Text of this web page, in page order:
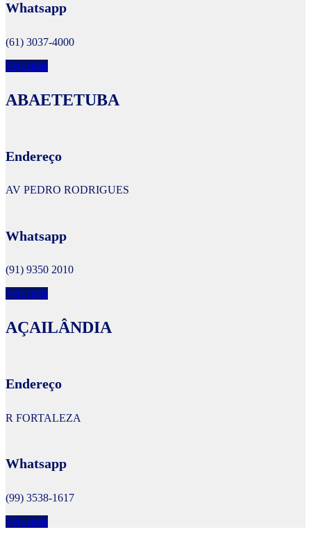
Whatsapp
(61) 3037-4000
Veja mais
ABAETETUBA
Endereço
AV PEDRO RODRIGUES
Whatsapp
(91) 9350 2010
Veja mais
AÇAILÂNDIA
Endereço
R FORTALEZA
Whatsapp
(99) 3538-1617
Veja mais